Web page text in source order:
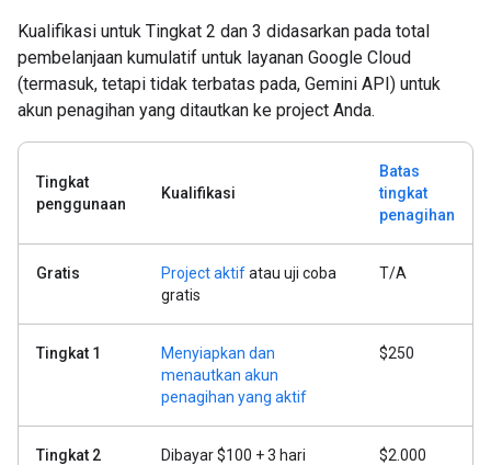
Kualifikasi untuk Tingkat 2 dan 3 didasarkan pada total
pembelanjaan kumulatif untuk layanan Google Cloud
(termasuk, tetapi tidak terbatas pada, Gemini API) untuk
akun penagihan yang ditautkan ke project Anda.
Tingkat
penggunaan
Kualifikasi
Batas
tingkat
penagihan
Gratis Project aktifatau uji coba
gratis
T/A
Tingkat 1
Menyiapkan dan
menautkan akun
penagihan yang aktif
$250
Tingkat 2
Dibayar $100 + 3 hari
$2.000